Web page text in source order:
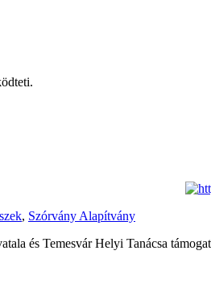
, Szórvány Alapítvány
és Temesvár Helyi Tanácsa